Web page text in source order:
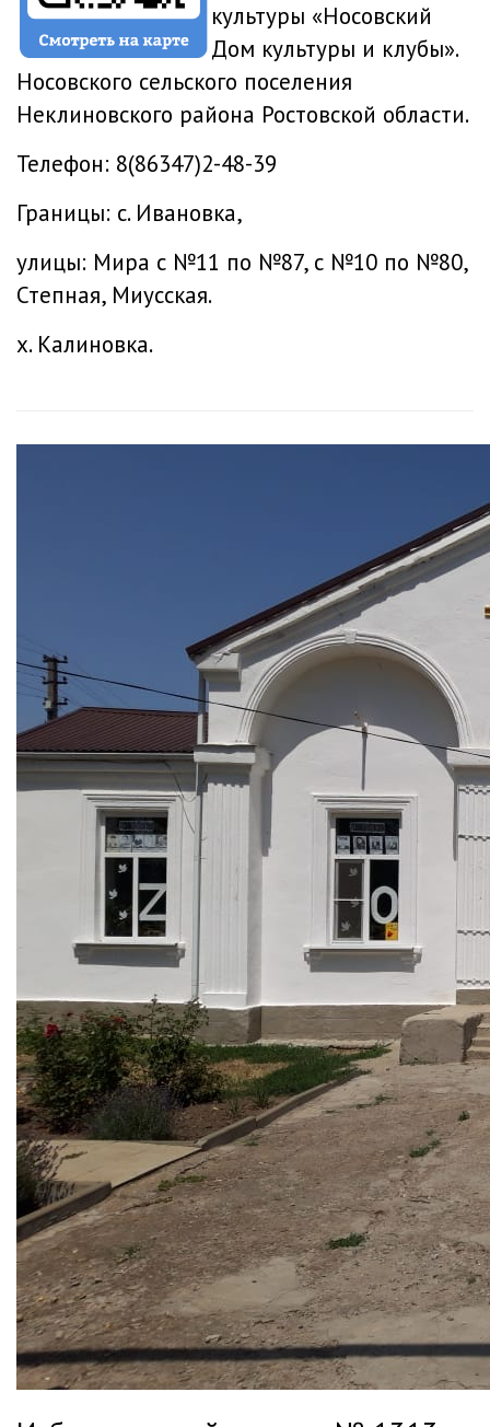
культуры «Носовский
Дом культуры и клубы».
Носовского сельского поселения
Неклиновского района Ростовской области.
Телефон: 8(86347)2-48-39
Границы: с. Ивановка,
улицы: Мира с №11 по №87, с №10 по №80,
Степная, Миусская.
х. Калиновка.